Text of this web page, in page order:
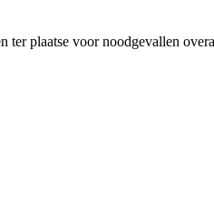
ter plaatse voor noodgevallen